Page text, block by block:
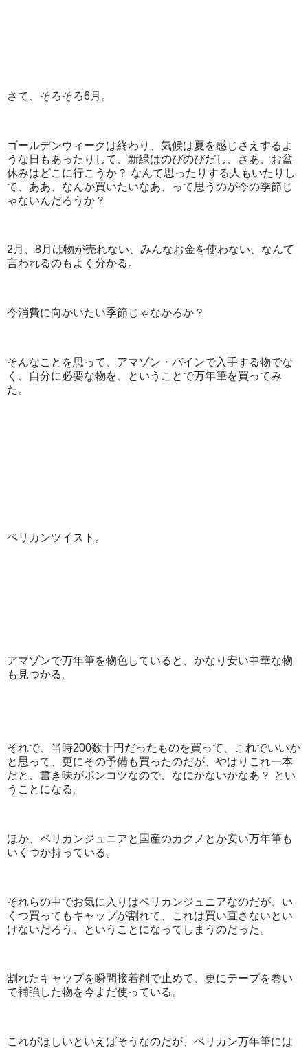
さて、そろそろ6月。
ゴールデンウィークは終わり、気候は夏を感じさえするよ
うな日もあったりして、新緑はのびのびだし、さあ、お盆
休みはどこに行こうか？ なんて思ったりする人もいたりし
て、ああ、なんか買いたいなあ、って思うのが今の季節じ
ゃないんだろうか？
2月、8月は物が売れない、みんなお金を使わない、なんて
言われるのもよく分かる。
今消費に向かいたい季節じゃなかろか？
そんなことを思って、アマゾン・バインで入手する物でな
く、自分に必要な物を、ということで万年筆を買ってみ
た。
ペリカンツイスト。
アマゾンで万年筆を物色していると、かなり安い中華な物
も見つかる。
それで、当時200数十円だったものを買って、これでいいか
と思って、更にその予備も買ったのだが、やはりこれ一本
だと、書き味がポンコツなので、なにかないかなあ？ とい
うことになる。
ほか、ペリカンジュニアと国産のカクノとか安い万年筆も
いくつか持っている。
それらの中でお気に入りはペリカンジュニアなのだが、い
くつ買ってもキャップが割れて、これは買い直さないとい
けないだろう、ということになってしまうのだった。
割れたキャップを瞬間接着剤で止めて、更にテープを巻い
て補強した物を今まだ使っている。
これがほしいといえばそうなのだが、ペリカン万年筆には